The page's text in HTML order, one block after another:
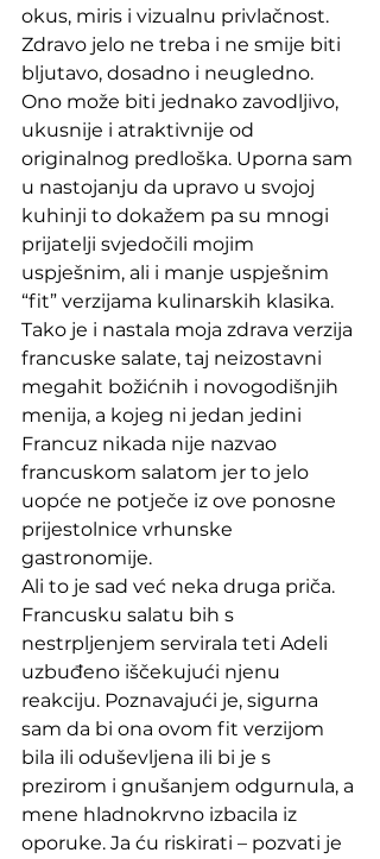
okus, miris i vizualnu privlačnost.
Zdravo jelo ne treba i ne smije biti
bljutavo, dosadno i neugledno.
Ono može biti jednako zavodljivo,
ukusnije i atraktivnije od
originalnog predloška. Uporna sam
u nastojanju da upravo u svojoj
kuhinji to dokažem pa su mnogi
prijatelji svjedočili mojim
uspješnim, ali i manje uspješnim
“fit” verzijama kulinarskih klasika.
Tako je i nastala moja zdrava verzija
francuske salate, taj neizostavni
megahit božićnih i novogodišnjih
menija, a kojeg ni jedan jedini
Francuz nikada nije nazvao
francuskom salatom jer to jelo
uopće ne potječe iz ove ponosne
prijestolnice vrhunske
gastronomije.
Ali to je sad već neka druga priča.
Francusku salatu bih s
nestrpljenjem servirala teti Adeli
uzbuđeno iščekujući njenu
reakciju. Poznavajući je, sigurna
sam da bi ona ovom fit verzijom
bila ili oduševljena ili bi je s
prezirom i gnušanjem odgurnula, a
mene hladnokrvno izbacila iz
oporuke. Ja ću riskirati – pozvati je